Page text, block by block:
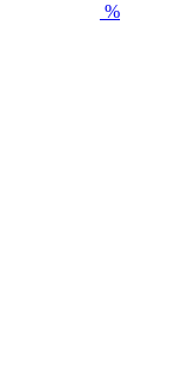
%